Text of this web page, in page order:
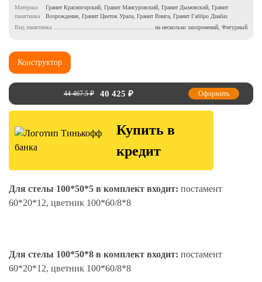
Материал
памятника
Гранит Красногорский, Гранит Мансуровский, Гранит Дымовский, Гранит
Возрождение, Гранит Цветок Урала, Гранит Винга, Гранит Габбро Диабаз
Вид памятника
на несколько захоронений, Фигурный
Конструктор
44 467.5₽ 40 425 ₽ Оформить
Купить в
кредит
Для стелы 100*50*5 в комплект входит: постамент
60*20*12, цветник 100*60/8*8
Для стелы 100*50*8 в комплект входит: постамент
60*20*12, цветник 100*60/8*8